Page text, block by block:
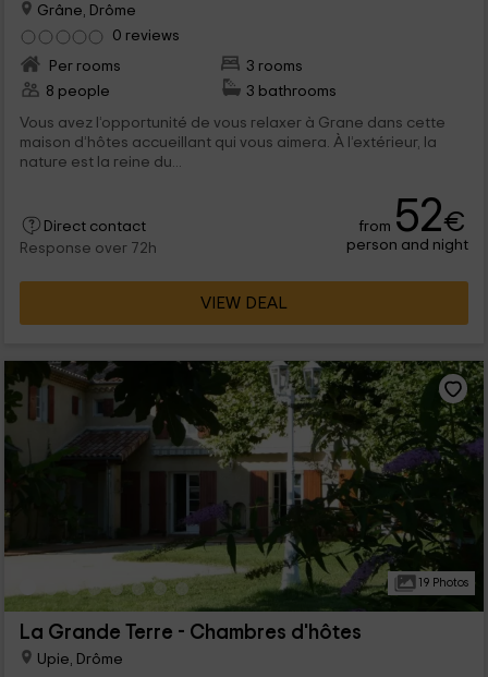
Grâne, Drôme
0 reviews
Per rooms
3 rooms
8 people
3 bathrooms
Vous avez l’opportunité de vous relaxer à Grane dans cette
maison d’hôtes accueillant qui vous aimera. À l’extérieur, la
nature est la reine du...
Direct contact
Response over 72h
from 52€
person and night
VIEW DEAL
19 Photos
La Grande Terre - Chambres d'hôtes
Upie, Drôme